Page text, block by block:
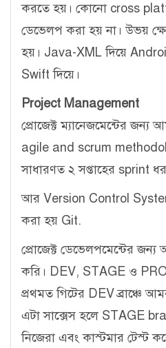
করতে হয়। কোনো cross
ডেভেলপ করা হয় না। উভয়
হয়। Java-XML দিয়ে
Swift দিয়ে।
Project Management
প্রোজেক্ট ম্যানেজমেন্টের
agile and scrum
সাধারণত ২ সপ্তাহের sprint
আর Version Control
করা হয় Git.
প্রোজেক্ট ডেভেলপমেন্টের
করি। DEV, STAGE ও
প্রথমত গিটের DEV ব্রাঞ্চে
এটা সাক্সেস হলে STAGE
নিজেরা এবং কাস্টমার টেস্ট